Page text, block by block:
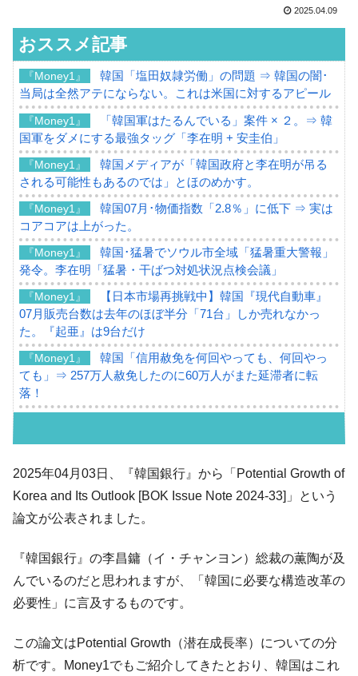
2025.04.09
おススメ記事
『Money1』
韓国「塩田奴隷労働」の問題 ⇒ 韓国の闇･
当局は全然アテにならない。これは米国に対するアピール
『Money1』
「韓国軍はたるんでいる」案件 × ２。⇒ 韓
国軍をダメにする最強タッグ「李在明 + 安圭伯」
『Money1』
韓国メディアが「韓国政府と李在明が吊る
される可能性もあるのでは」とほのめかす。
『Money1』
韓国07月･物価指数「2.8％」に低下 ⇒ 実は
コアコアは上がった。
『Money1』
韓国･猛暑でソウル市全域「猛暑重大警報」
発令。李在明「猛暑・干ばつ対処状況点検会議」
『Money1』
【日本市場再挑戦中】韓国『現代自動車』
07月販売台数は去年のほぼ半分「71台」しか売れなかっ
た。『起亜』は9台だけ
『Money1』
韓国「信用赦免を何回やっても、何回やっ
ても」⇒ 257万人赦免したのに60万人がまた延滞者に転
落！
韓国「2026年07月の輸出入」絶好調。半導
体だけで410億ドル、輸出全体の41％もある
や、若者に起業させよう」⇒ どんな雇用対策だソレ。
『Money1』
【韓国の外貨準備】2026年07月は4,279億ド
ル。外平債の発行「19.4億ドル」
『Money1』
韓国「ここは北朝鮮なのか。選管がサーバ
ーにウソのデータを入力したのは明白だ」
『Money1』
韓国･李在明さっそく不動産対策で浅薄な発
言。
2025年04月03日、『韓国銀行』から「Potential Growth of
Korea and Its Outlook [BOK Issue Note 2024-33]」という
論文が公表されました。
『韓国銀行』の李昌鏞（イ・チャンヨン）総裁の薫陶が及
んでいるのだと思われますが、「韓国に必要な構造改革の
必要性」に言及するものです。
この論文はPotential Growth（潜在成長率）についての分
析です。Money1でもご紹介してきたとおり、韓国はこれ